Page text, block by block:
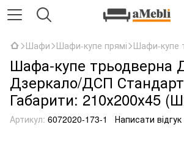
Шафи Шафи-купе прямі Шафи-купе
Шафа-купе трьодверна
Дзеркало/ДСП
Габарити: 210х200х45
Артикул: 6072020-173-1 Написати відгук